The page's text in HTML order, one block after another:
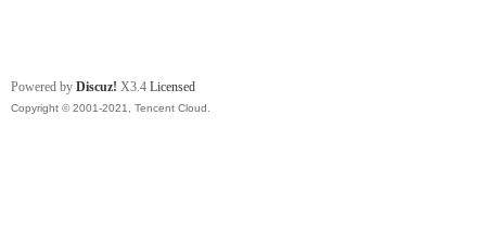
Powered by Discuz! X3.4 Licensed
Copyright © 2001-2021, Tencent Cloud.